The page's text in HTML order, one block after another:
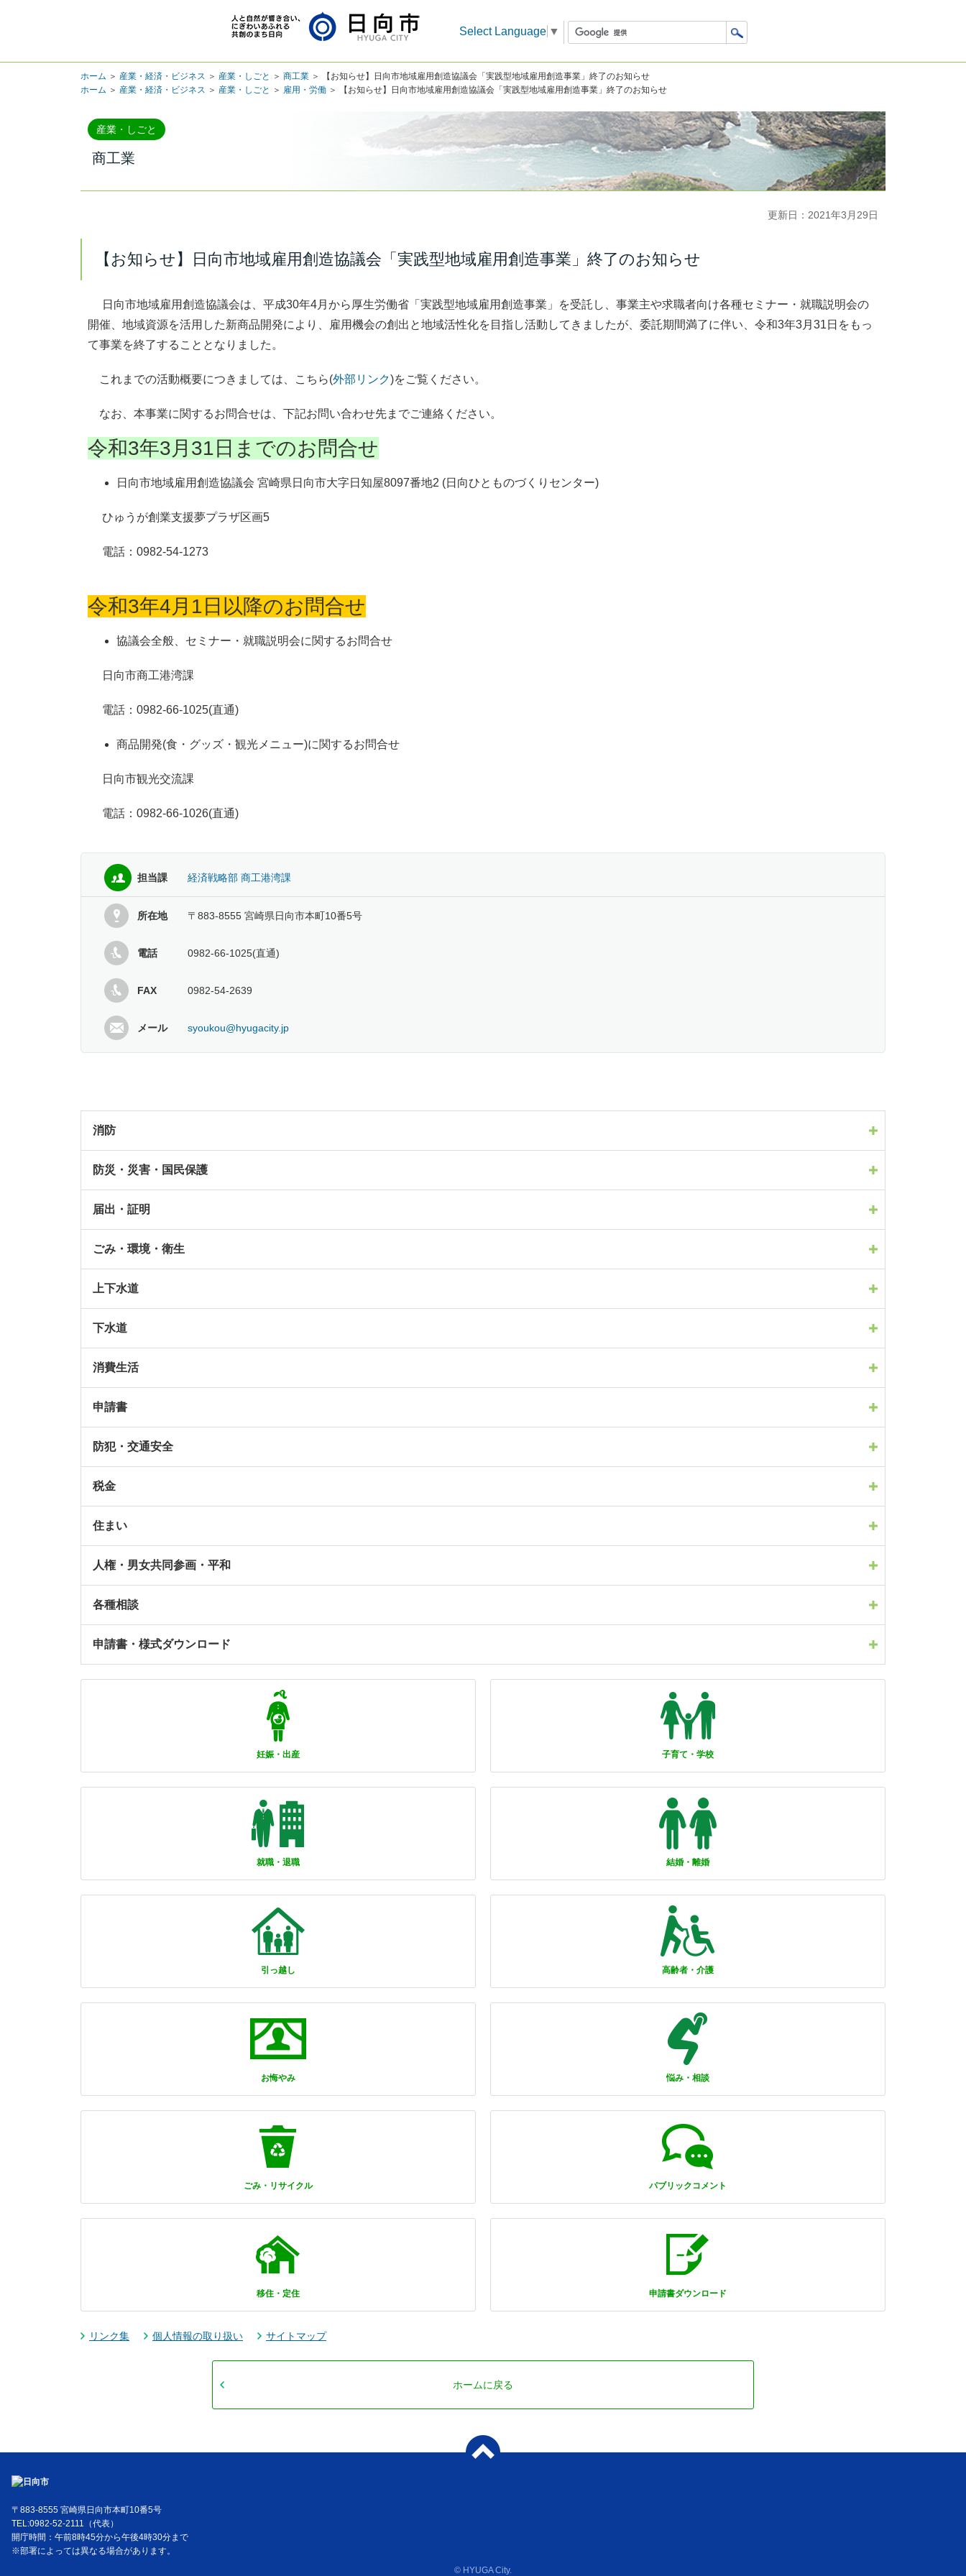
Select Language ▼
ホーム ＞ 産業・経済・ビジネス ＞ 産業・しごと ＞ 商工業 ＞ 【お知らせ】日向市地域雇用創造協議会「実践型地域雇用創造事業」終了のお知らせ
ホーム ＞ 産業・経済・ビジネス ＞ 産業・しごと ＞ 雇用・労働 ＞ 【お知らせ】日向市地域雇用創造協議会「実践型地域雇用創造事業」終了のお知らせ
産業・しごと
商工業
更新日：2021年3月29日
【お知らせ】日向市地域雇用創造協議会「実践型地域雇用創造事業」終了のお知らせ
日向市地域雇用創造協議会は、平成30年4月から厚生労働省「実践型地域雇用創造事業」を受託し、事業主や求職者向け各種セミナー・就職説明会の
開催、地域資源を活用した新商品開発により、雇用機会の創出と地域活性化を目指し活動してきましたが、委託期間満了に伴い、令和3年3月31日をもっ
て事業を終了することとなりました。
これまでの活動概要につきましては、こちら(外部リンク)をご覧ください。
なお、本事業に関するお問合せは、下記お問い合わせ先までご連絡ください。
令和3年3月31日までのお問合せ
日向市地域雇用創造協議会 宮崎県日向市大字日知屋8097番地2 (日向ひとものづくりセンター)
ひゅうが創業支援夢プラザ区画5
電話：0982-54-1273
令和3年4月1日以降のお問合せ
協議会全般、セミナー・就職説明会に関するお問合せ
日向市商工港湾課
電話：0982-66-1025(直通)
商品開発(食・グッズ・観光メニュー)に関するお問合せ
日向市観光交流課
電話：0982-66-1026(直通)
担当課 経済戦略部 商工港湾課
所在地 〒883-8555 宮崎県日向市本町10番5号
電話 0982-66-1025(直通)
FAX 0982-54-2639
メール syoukou@hyugacity.jp
消防
防災・災害・国民保護
届出・証明
ごみ・環境・衛生
上下水道
下水道
消費生活
申請書
防犯・交通安全
税金
住まい
人権・男女共同参画・平和
各種相談
申請書・様式ダウンロード
妊娠・出産 子育て・学校
就職・退職 結婚・離婚
引っ越し 高齢者・介護
お悔やみ 悩み・相談
ごみ・リサイクル パブリックコメント
移住・定住 申請書ダウンロード
リンク集 個人情報の取り扱い サイトマップ
ホームに戻る
〒883-8555 宮崎県日向市本町10番5号
TEL:0982-52-2111（代表）
開庁時間：午前8時45分から午後4時30分まで
※部署によっては異なる場合があります。
© HYUGA City.